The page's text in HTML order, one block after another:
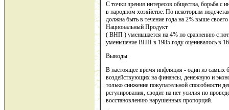
С точки зрения интересов общества, борьба с
в народном хозяйстве. По некоторым
должна быть в течение года на 2% выше
Национальный Продукт
( ВНП ) уменьшается на 4% по сравнению с
уменьшение ВНП в 1985 году оценивалось в
Выводы
В настоящее время инфляция - один из самых
воздействующих на финансы, денежную и
только снижение покупательной способности
регулирования, сводит на нет усилия по
восстановлению нарушенных пропорций.